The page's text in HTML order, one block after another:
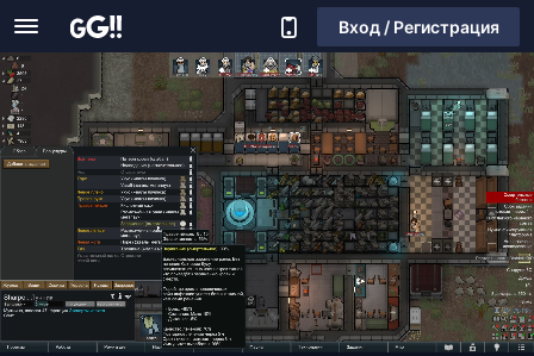
Вход / Регистрация